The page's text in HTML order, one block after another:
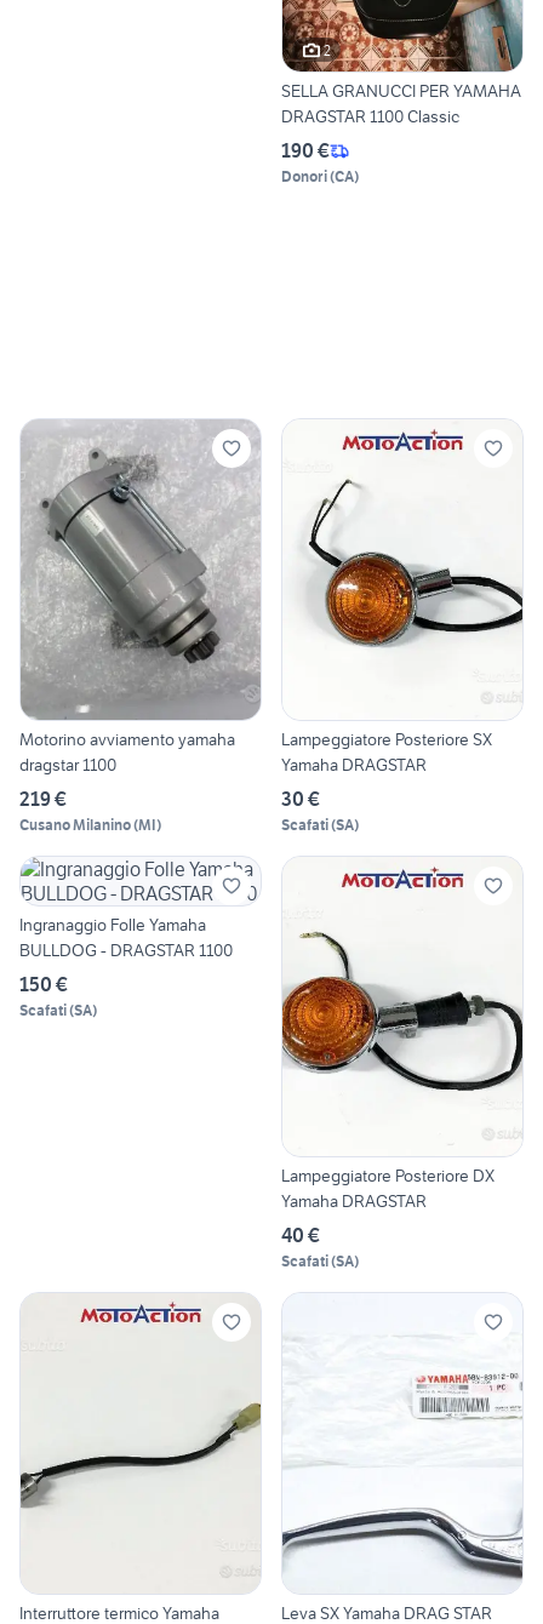
2
SELLA GRANUCCI PER YAMAHA
DRAGSTAR 1100 Classic
190 €
Donori(CA)
Motorino avviamento yamaha
dragstar 1100
219 €
Cusano Milanino(MI)
Lampeggiatore Posteriore SX
Yamaha DRAGSTAR
30 €
Scafati(SA)
Ingranaggio Folle Yamaha
BULLDOG - DRAGSTAR 1100
150 €
Scafati(SA)
Lampeggiatore Posteriore DX
Yamaha DRAGSTAR
40 €
Scafati(SA)
Interruttore termico Yamaha Leva SX Yamaha DRAG STAR